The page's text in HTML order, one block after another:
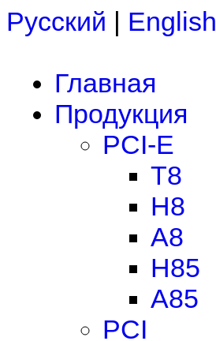
Русский | English
Главная
Продукция
PCI-E
T8
H8
A8
H85
A85
PCI